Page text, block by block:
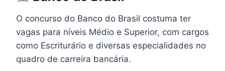
O concurso do Banco do Brasil costuma ter
vagas para níveis Médio e Superior, com cargos
como Escriturário e diversas especialidades no
quadro de carreira bancária.